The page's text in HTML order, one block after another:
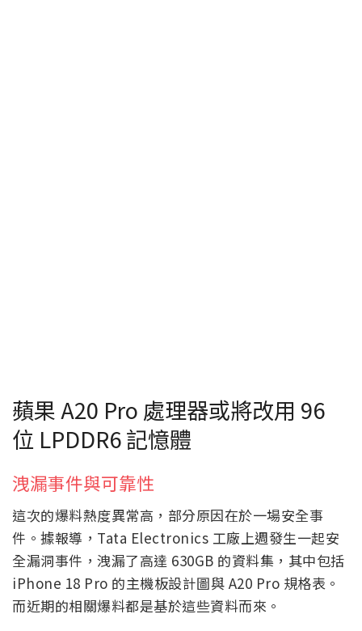
蘋果 A20 Pro 處理器或將改用 96
位 LPDDR6 記憶體
洩漏事件與可靠性